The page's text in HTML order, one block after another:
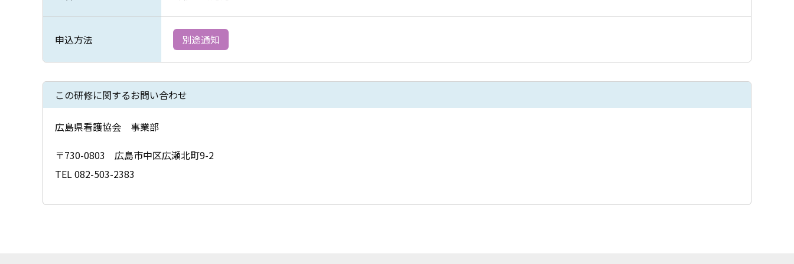
申込方法 別途通知
この研修に関するお問い合わせ
広島県看護協会 事業部
〒730-0803 広島市中区広瀬北町9-2
TEL 082-503-2383